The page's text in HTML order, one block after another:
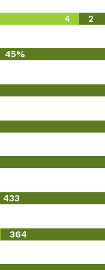
4 2
45%
433
364